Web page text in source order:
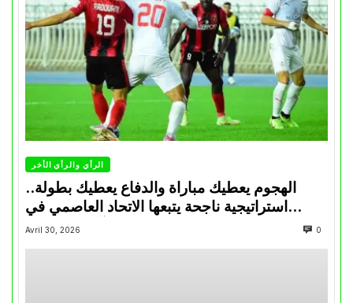
الرأي والرأي الأخر
الهجوم يعطيك مباراة والدفاع يعطيك بطولة..
استراتيجية ناجحة يتبعها الاتحاد العاصمي في
تتويجاته آخر السنوات
Avril 30, 2026 0